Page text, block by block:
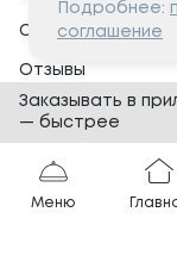
Сертификаты
Отзывы
Банкеты
Вопросы и ответы
Меню
Подробнее:
соглашение
Заказывать в
— быстрее